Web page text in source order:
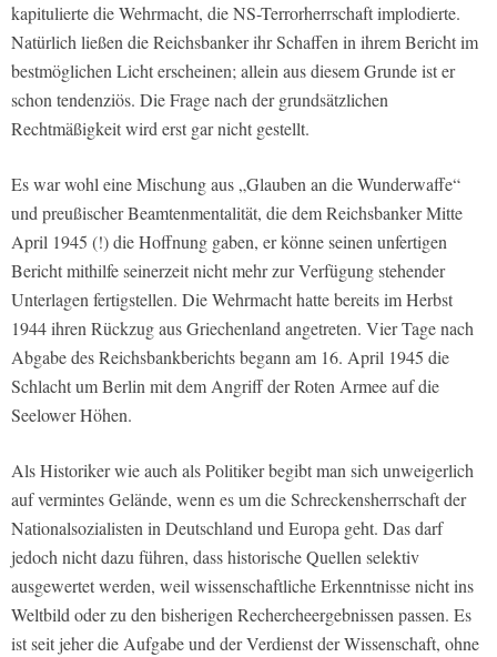
kapitulierte die Wehrmacht, die NS-Terrorherrschaft implodierte.
Natürlich ließen die Reichsbanker ihr Schaffen in ihrem Bericht im
bestmöglichen Licht erscheinen; allein aus diesem Grunde ist er
schon tendenziös. Die Frage nach der grundsätzlichen
Rechtmäßigkeit wird erst gar nicht gestellt.
Es war wohl eine Mischung aus „Glauben an die Wunderwaffe“
und preußischer Beamtenmentalität, die dem Reichsbanker Mitte
April 1945 (!) die Hoffnung gaben, er könne seinen unfertigen
Bericht mithilfe seinerzeit nicht mehr zur Verfügung stehender
Unterlagen fertigstellen. Die Wehrmacht hatte bereits im Herbst
1944 ihren Rückzug aus Griechenland angetreten. Vier Tage nach
Abgabe des Reichsbankberichts begann am 16. April 1945 die
Schlacht um Berlin mit dem Angriff der Roten Armee auf die
Seelower Höhen.
Als Historiker wie auch als Politiker begibt man sich unweigerlich
auf vermintes Gelände, wenn es um die Schreckensherrschaft der
Nationalsozialisten in Deutschland und Europa geht. Das darf
jedoch nicht dazu führen, dass historische Quellen selektiv
ausgewertet werden, weil wissenschaftliche Erkenntnisse nicht ins
Weltbild oder zu den bisherigen Rechercheergebnissen passen. Es
ist seit jeher die Aufgabe und der Verdienst der Wissenschaft, ohne